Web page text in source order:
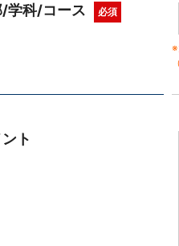
学科/コース 必須
※
ト